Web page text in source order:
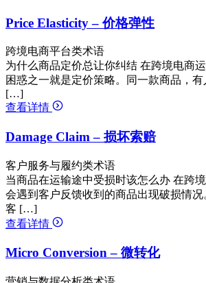
Price Elasticity – 价格弹性
跨境电商平台类术语
为什么商品定价总让你纠结 在跨境电商
困惑之一就是定价策略。同一款商品，
[…]
查看详情
Damage Claim – 损坏索赔
客户服务与履约类术语
当商品在运输途中受损时该怎么办 在跨
会遇到客户反馈收到的商品出现破损情
客 […]
查看详情
Micro Conversion – 微转化